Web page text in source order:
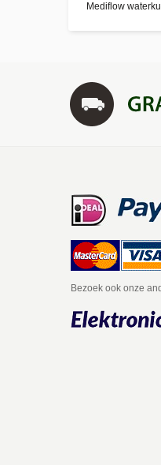
Mediflow
Bezoek ook onze